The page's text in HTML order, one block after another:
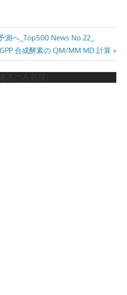
測へ_Top500 News No.22_
Next
GPP 合成酵素の QM/MM MD 計算